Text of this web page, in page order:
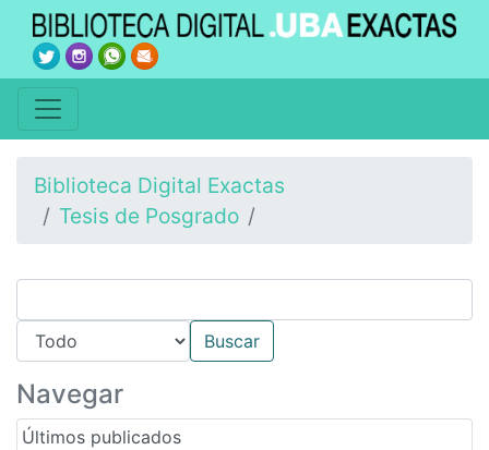
Biblioteca Digital Exactas
Tesis de Posgrado
Navegar
Últimos publicados